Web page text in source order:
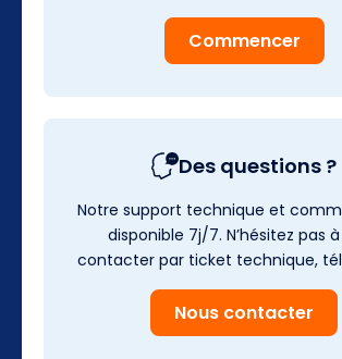
Commencer
Des questions ?
Notre support technique et
disponible 7j/7. N’hésitez pas
contacter par ticket technique,
Nous contacter